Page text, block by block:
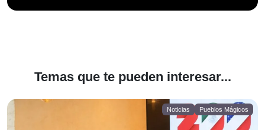
Temas que te pueden interesar...
Noticias Pueblos Mágicos